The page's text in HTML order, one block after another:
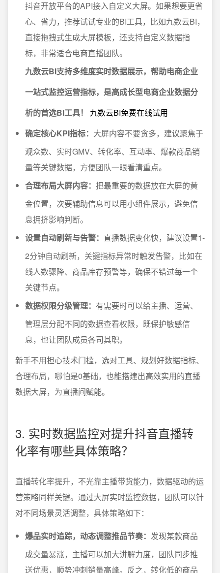
抖音开放平台的API接入自定义大屏。如果想要更省
心、省力，推荐试试专业的BI工具，比如九数云BI，
直接拖拽式生成大屏模板，还支持自定义数据指
标，非常适合电商直播团队。
九数云BI支持多维度实时数据展示，帮助电商企业
一站式监控运营指标，是高成长型电商企业数据分
析的首选BI工具！
九数云BI免费在线试用
确定核心KPI指标： 大屏内容不要贪多，建议聚焦于
观众数、实时GMV、转化率、互动率、爆款商品销
量等关键数据，方便团队一眼看清重点。
合理布局大屏内容： 把最重要的数据放在大屏的黄
金位置，次要辅助信息可以用小组件展示，避免信
息拥挤影响判断。
设置自动刷新与告警： 直播数据变化快，建议设置1-
2分钟自动刷新，关键指标异常时触发告警，比如在
线人数骤降、商品库存预警等，确保不错过每一个
关键节点。
数据权限分级管理： 有需要时可以给主播、运营、
管理层分配不同的数据查看权限，既保护敏感信
息，也让团队成员各司其职。
新手不用担心技术门槛，选对工具、规划好数据指标、
合理布局，哪怕是0基础，也能搭建出高效实用的直播
数据大屏，为直播间赋能。
3. 实时数据监控对提升抖音直播转
化率有哪些具体策略？
直播转化率提升，不光靠主播带货能力，数据驱动的运
营策略同样关键。通过大屏实时监控数据，团队可以针
对不同场景灵活调整，具体策略如下：
爆品实时追踪，动态调整推品节奏： 发现某款商品
成交量暴涨，主播可以加大讲解力度，团队同步推
送优惠，顺势冲刺销量高峰。反之，转化低的商品